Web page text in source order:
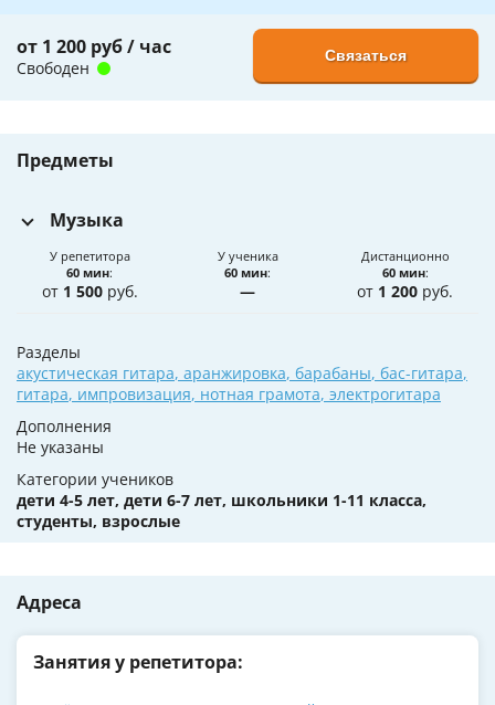
от 1 200 руб / час
Свободен
Связаться
Предметы
Музыка
У репетитора
60 мин:
от 1 500руб.
У ученика
60 мин:
—
Дистанционно
60 мин:
от 1 200 руб.
Разделы
акустическая гитара, аранжировка, барабаны, бас-гитара,
гитара, импровизация, нотная грамота, электрогитара
Дополнения
Не указаны
Категории учеников
дети 4-5 лет, дети 6-7 лет, школьники 1-11 класса,
студенты, взрослые
Адреса
Занятия у репетитора: